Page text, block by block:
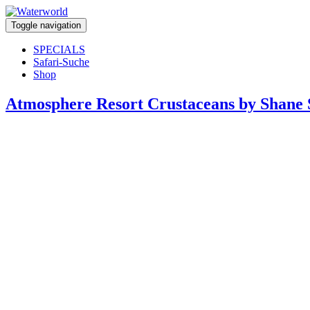
Toggle navigation
SPECIALS
Safari-Suche
Shop
Atmosphere Resort Crustaceans by Shane